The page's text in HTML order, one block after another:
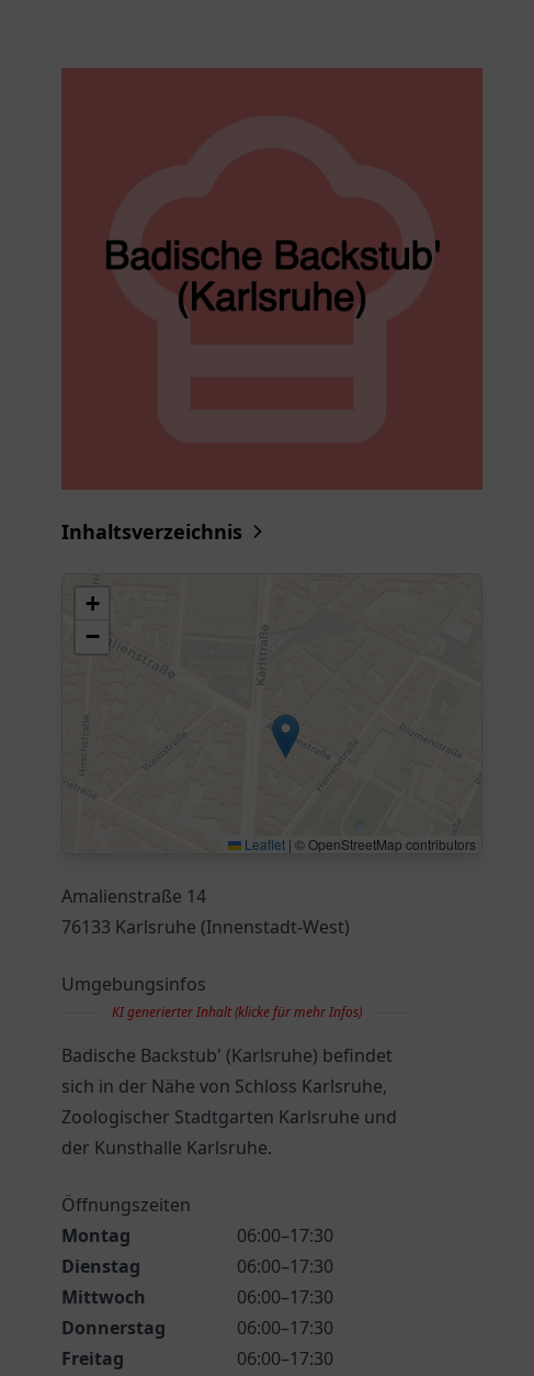
Inhaltsverzeichnis
+
−
Leaflet | © OpenStreetMap contributors
Amalienstraße 14
76133 Karlsruhe (Innenstadt-West)
Umgebungsinfos
KI generierter Inhalt (klicke für mehr Infos)
Badische Backstub' (Karlsruhe) befindet
sich in der Nähe von Schloss Karlsruhe,
Zoologischer Stadtgarten Karlsruhe und
der Kunsthalle Karlsruhe.
Öffnungszeiten
Montag
06:00–17:30
Dienstag
06:00–17:30
Mittwoch
06:00–17:30
Donnerstag
06:00–17:30
Freitag
06:00–17:30